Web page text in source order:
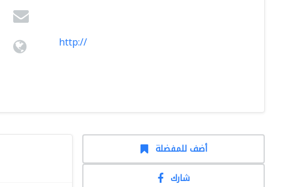
http://
أضف للمفضلة
شارك